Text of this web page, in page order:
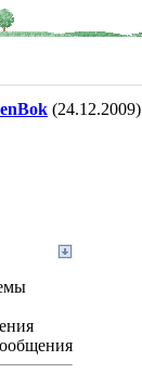
(24.12.2009)